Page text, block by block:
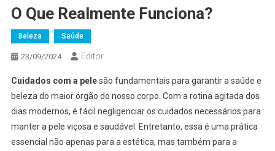
O Que Realmente Funciona?
Beleza Saúde
23/09/2024 Editor
Cuidados com a pelesão fundamentais para garantir a saúde e
beleza do maior órgão do nosso corpo. Com a rotina agitada dos
dias modernos, é fácil negligenciar os cuidados necessários para
manter a pele viçosa e saudável. Entretanto, essa é uma prática
essencial não apenas para a estética, mas também para a